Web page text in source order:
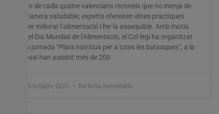
Un de cada quatre valencians reconeix que no menja de
manera saludable; experts ofereixen eines pràctiques
per millorar l’alimentació i fer-la assequible. Amb motiu
del Dia Mundial de l’Alimentació, el Col·legi ha organitzat
la jornada “Plats nutritius per a totes les butxaques”, a la
qual han assistit més de 200
16 octubre, 2025 No hi ha comentaris